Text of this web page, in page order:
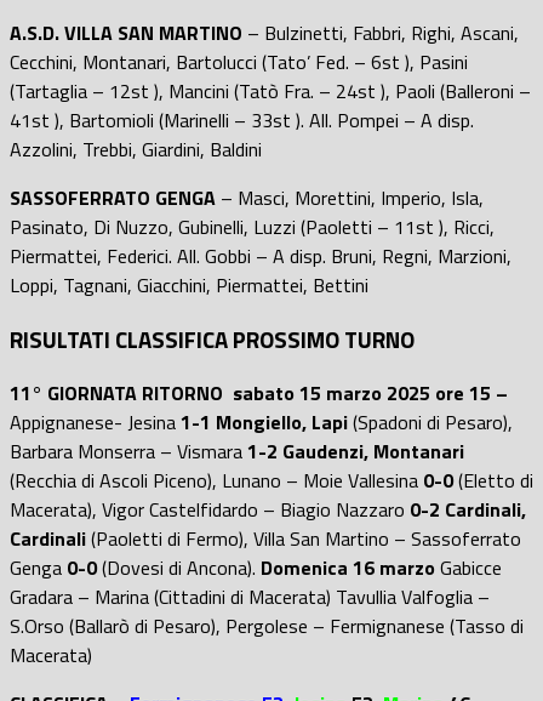
A.S.D. VILLA SAN MARTINO – Bulzinetti, Fabbri, Righi, Ascani,
Cecchini, Montanari, Bartolucci (Tato’ Fed. – 6st ), Pasini
(Tartaglia – 12st ), Mancini (Tatò Fra. – 24st ), Paoli (Balleroni –
41st ), Bartomioli (Marinelli – 33st ). All. Pompei – A disp.
Azzolini, Trebbi, Giardini, Baldini
SASSOFERRATO GENGA – Masci, Morettini, Imperio, Isla,
Pasinato, Di Nuzzo, Gubinelli, Luzzi (Paoletti – 11st ), Ricci,
Piermattei, Federici. All. Gobbi – A disp. Bruni, Regni, Marzioni,
Loppi, Tagnani, Giacchini, Piermattei, Bettini
RISULTATI CLASSIFICA PROSSIMO TURNO
11° GIORNATA RITORNO sabato 15 marzo 2025 ore 15 –
Appignanese- Jesina1-1 Mongiello, Lapi(Spadoni di Pesaro),
Barbara Monserra – Vismara1-2 Gaudenzi, Montanari
(Recchia di Ascoli Piceno), Lunano – Moie Vallesina 0-0(Eletto di
Macerata), Vigor Castelfidardo – Biagio Nazzaro 0-2 Cardinali,
Cardinali(Paoletti di Fermo), Villa San Martino – Sassoferrato
Genga 0-0(Dovesi di Ancona). Domenica 16 marzoGabicce
Gradara – Marina (Cittadini di Macerata) Tavullia Valfoglia –
S.Orso (Ballarò di Pesaro), Pergolese – Fermignanese (Tasso di
Macerata)